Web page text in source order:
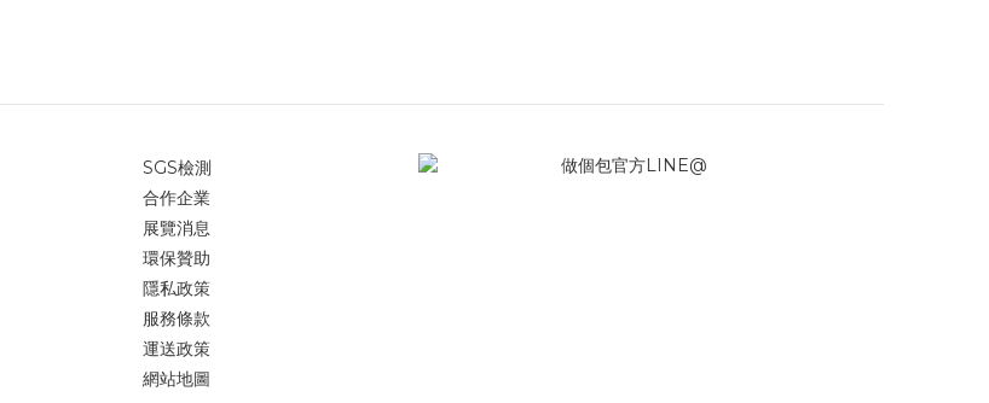
SGS檢測
合作企業
展覽消息
環保贊助
隱私政策
服務條款
運送政策
網站地圖